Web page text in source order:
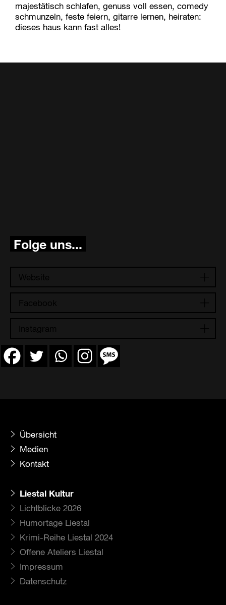
majestätisch schlafen, genuss voll essen, comedy
schmunzeln, feste feiern, gitarre lernen, heiraten:
dieses haus kann fast alles!
Folge uns...
Übersicht
Medien
Kontakt
Liestal Kultur
Lichtblicke 2026
Humortage Liestal
Krimi-Reihe Liestal 2024
Offene Ateliers Liestal
Impressum
Datenschutz